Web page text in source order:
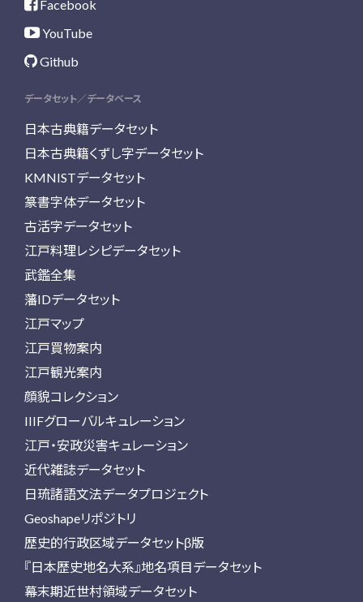
Facebook
YouTube
Github
データセット／データベース
日本古典籍データセット
日本古典籍くずし字データセット
KMNISTデータセット
篆書字体データセット
古活字データセット
江戸料理レシピデータセット
武鑑全集
藩IDデータセット
江戸マップ
江戸買物案内
江戸観光案内
顔貌コレクション
IIIFグローバルキュレーション
江戸・安政災害キュレーション
近代雑誌データセット
日琉諸語文法データプロジェクト
Geoshapeリポジトリ
歴史的行政区域データセットβ版
『日本歴史地名大系』地名項目データセット
幕末期近世村領域データセット